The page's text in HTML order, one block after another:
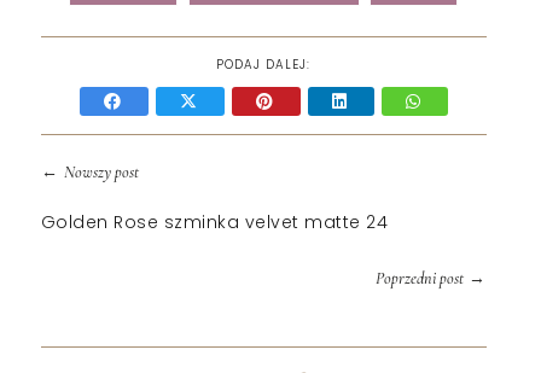
PODAJ DALEJ:
← Nowszy post
Golden Rose szminka velvet matte 24
Poprzedni post→